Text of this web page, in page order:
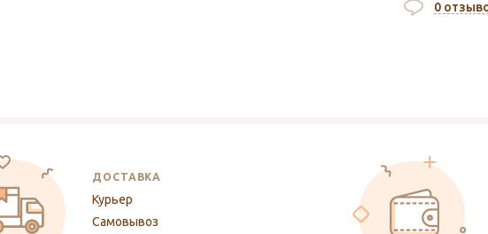
0
ДОСТАВКА
Курьер
Самовывоз